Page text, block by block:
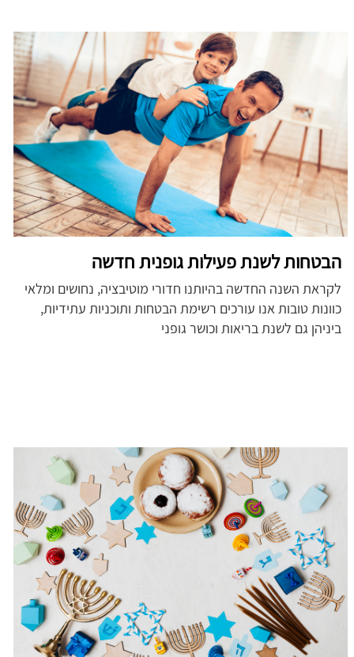
הבטחות לשנת פעילות גופנית חדשה
לקראת השנה החדשה בהיותנו חדורי מוטיבציה, נחושים ומלאי
כוונות טובות אנו עורכים רשימת הבטחות ותוכניות עתידיות,
ביניהן גם לשנת בריאות וכושר גופני